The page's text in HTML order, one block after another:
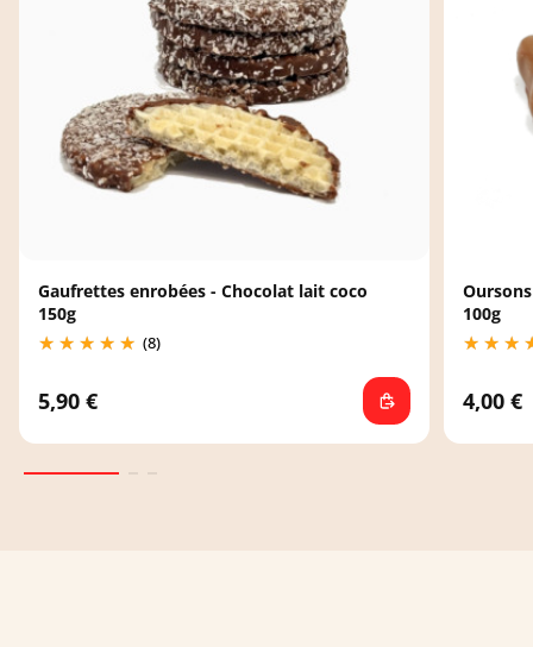
Gaufrettes enrobées - Chocolat lait coco
150g
(8)
5,90 €
100g
4,00 €